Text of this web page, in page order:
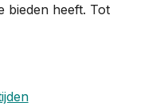
bieden heeft. Tot